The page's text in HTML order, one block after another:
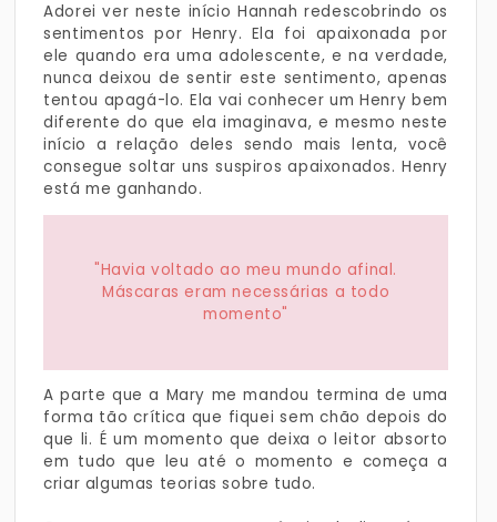
Adorei ver neste início Hannah redescobrindo os
sentimentos por Henry. Ela foi apaixonada por
ele quando era uma adolescente, e na verdade,
nunca deixou de sentir este sentimento, apenas
tentou apagá-lo. Ela vai conhecer um Henry bem
diferente do que ela imaginava, e mesmo neste
início a relação deles sendo mais lenta, você
consegue soltar uns suspiros apaixonados. Henry
está me ganhando.
"Havia voltado ao meu mundo afinal.
Máscaras eram necessárias a todo
momento"
A parte que a Mary me mandou termina de uma
forma tão crítica que fiquei sem chão depois do
que li. É um momento que deixa o leitor absorto
em tudo que leu até o momento e começa a
criar algumas teorias sobre tudo.